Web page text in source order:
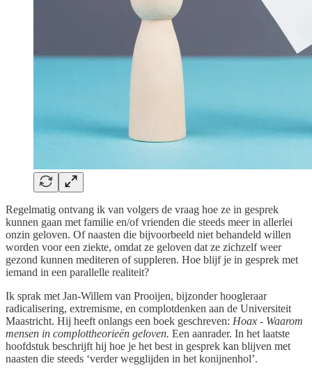
Regelmatig ontvang ik van volgers de vraag hoe ze in gesprek
kunnen gaan met familie en/of vrienden die steeds meer in allerlei
onzin geloven. Of naasten die bijvoorbeeld niet behandeld willen
worden voor een ziekte, omdat ze geloven dat ze zichzelf weer
gezond kunnen mediteren of suppleren. Hoe blijf je in gesprek met
iemand in een parallelle realiteit?
Ik sprak met Jan-Willem van Prooijen, bijzonder hoogleraar
radicalisering, extremisme, en complotdenken aan de Universiteit
Maastricht. Hij heeft onlangs een boek geschreven: Hoax - Waarom
mensen in complottheorieën geloven. Een aanrader. In het laatste
hoofdstuk beschrijft hij hoe je het best in gesprek kan blijven met
naasten die steeds ‘verder wegglijden in het konijnenhol’.